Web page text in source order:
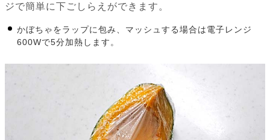
ジで簡単に下ごしらえができます。
かぼちゃをラップに包み、マッシュする場合は電子レンジ
600Wで5分加熱します。